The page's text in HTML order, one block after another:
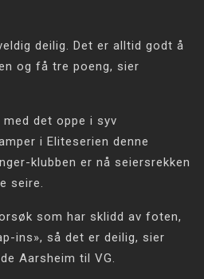
deilig. Det er alltid godt å
og få tre poeng, sier
det oppe i syv
i Eliteserien denne
klubben er nå seiersrekken
seire.
som har sklidd av foten,
ins», så det er deilig, sier
Aarsheim til VG.